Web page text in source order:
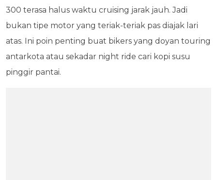
300 terasa halus waktu cruising jarak jauh. Jadi
bukan tipe motor yang teriak-teriak pas diajak lari
atas. Ini poin penting buat bikers yang doyan touring
antarkota atau sekadar night ride cari kopi susu
pinggir pantai.